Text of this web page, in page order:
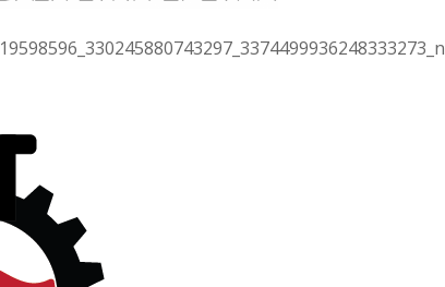
19598596_330245880743297_3374499936248333273_n